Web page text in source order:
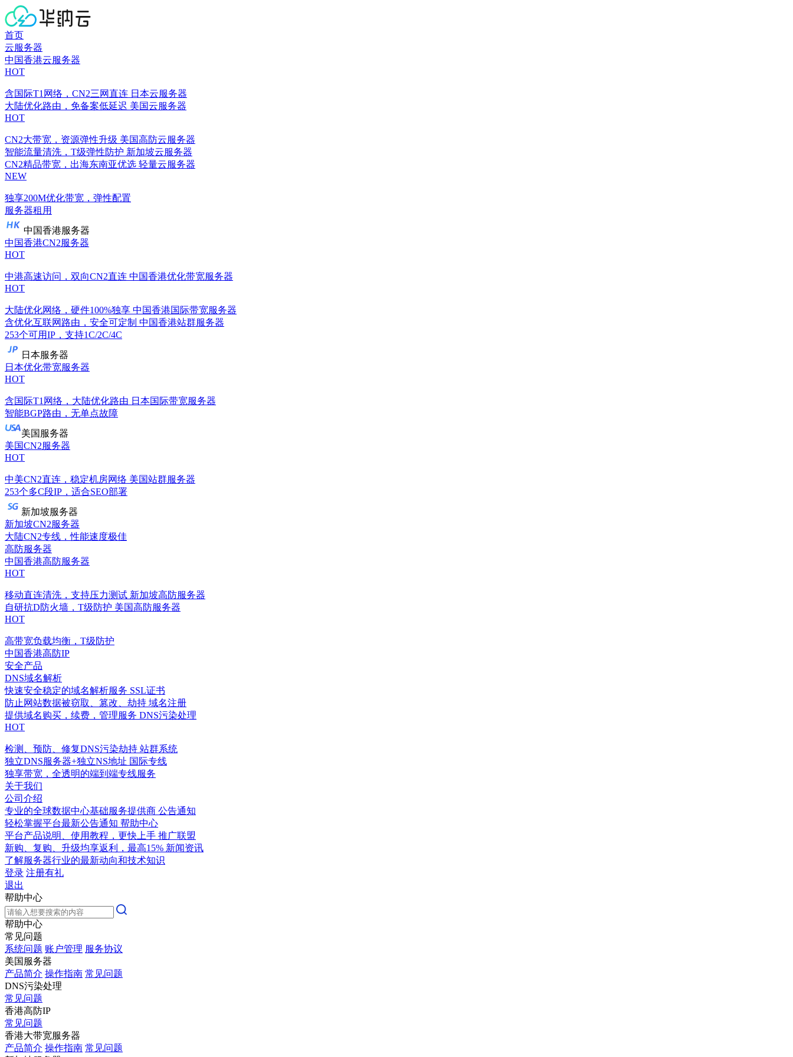
首页
云服务器
中国香港云服务器
HOT
含国际T1网络，CN2三网直连 日本云服务器
大陆优化路由，免备案低延迟 美国云服务器
HOT
CN2大带宽，资源弹性升级 美国高防云服务器
智能流量清洗，T级弹性防护 新加坡云服务器
CN2精品带宽，出海东南亚优选 轻量云服务器
NEW
独享200M优化带宽，弹性配置
服务器租用
中国香港服务器
中国香港CN2服务器
HOT
中港高速访问，双向CN2直连 中国香港优化带宽服务器
HOT
大陆优化网络，硬件100%独享 中国香港国际带宽服务器
含优化互联网路由，安全可定制 中国香港站群服务器
253个可用IP，支持1C/2C/4C
日本服务器
日本优化带宽服务器
HOT
含国际T1网络，大陆优化路由 日本国际带宽服务器
智能BGP路由，无单点故障
美国服务器
美国CN2服务器
HOT
中美CN2直连，稳定机房网络 美国站群服务器
253个多C段IP，适合SEO部署
新加坡服务器
新加坡CN2服务器
大陆CN2专线，性能速度极佳
高防服务器
中国香港高防服务器
HOT
移动直连清洗，支持压力测试 新加坡高防服务器
自研抗D防火墙，T级防护 美国高防服务器
HOT
高带宽负载均衡，T级防护
中国香港高防IP
安全产品
DNS域名解析
快速安全稳定的域名解析服务 SSL证书
防止网站数据被窃取、篡改、劫持 域名注册
提供域名购买，续费，管理服务 DNS污染处理
HOT
检测、预防、修复DNS污染劫持 站群系统
独立DNS服务器+独立NS地址 国际专线
独享带宽，全透明的端到端专线服务
关于我们
公司介绍
专业的全球数据中心基础服务提供商 公告通知
轻松掌握平台最新公告通知 帮助中心
平台产品说明、使用教程，更快上手 推广联盟
新购、复购、升级均享返利，最高15% 新闻资讯
了解服务器行业的最新动向和技术知识
登录 注册有礼
退出
帮助中心
帮助中心
常见问题
系统问题 账户管理 服务协议
美国服务器
产品简介 操作指南 常见问题
DNS污染处理
常见问题
香港高防IP
常见问题
香港大带宽服务器
产品简介 操作指南 常见问题